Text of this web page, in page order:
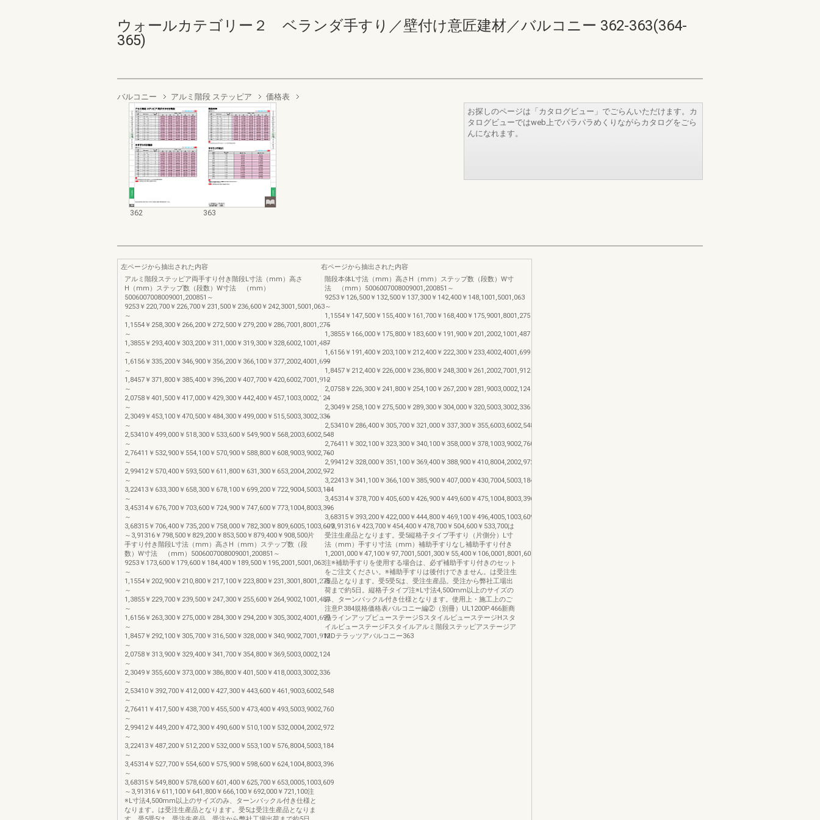
ウォールカテゴリー２ ベランダ手すり／壁付け意匠建材／バルコニー 362-363(364-
365)
バルコニー アルミ階段 ステッピア 価格表
362 363
お探しのページは「カタログビュー」でごらんいただけます。カ
タログビューではweb上でパラパラめくりながらカタログをごら
んになれます。
左ページから抽出された内容
アルミ階段ステッピア両手すり付き階段L寸法（mm）高さ
H（mm）ステップ数（段数）W寸法 （mm）
5006007008009001,200851～
9253￥220,700￥226,700￥231,500￥236,600￥242,3001,5001,063
～
1,1554￥258,300￥266,200￥272,500￥279,200￥286,7001,8001,275
～
1,3855￥293,400￥303,200￥311,000￥319,300￥328,6002,1001,487
～
1,6156￥335,200￥346,900￥356,200￥366,100￥377,2002,4001,699
～
1,8457￥371,800￥385,400￥396,200￥407,700￥420,6002,7001,912
～
2,0758￥401,500￥417,000￥429,300￥442,400￥457,1003,0002,124
～
2,3049￥453,100￥470,500￥484,300￥499,000￥515,5003,3002,336
～
2,53410￥499,000￥518,300￥533,600￥549,900￥568,2003,6002,548
～
2,76411￥532,900￥554,100￥570,900￥588,800￥608,9003,9002,760
～
2,99412￥570,400￥593,500￥611,800￥631,300￥653,2004,2002,972
～
3,22413￥633,300￥658,300￥678,100￥699,200￥722,9004,5003,184
～
3,45314￥676,700￥703,600￥724,900￥747,600￥773,1004,8003,396
～
3,68315￥706,400￥735,200￥758,000￥782,300￥809,6005,1003,609
～3,91316￥798,500￥829,200￥853,500￥879,400￥908,500片
手すり付き階段L寸法（mm）高さH（mm）ステップ数（段
数）W寸法 （mm）5006007008009001,200851～
9253￥173,600￥179,600￥184,400￥189,500￥195,2001,5001,063
～
1,1554￥202,900￥210,800￥217,100￥223,800￥231,3001,8001,275
～
1,3855￥229,700￥239,500￥247,300￥255,600￥264,9002,1001,487
～
1,6156￥263,300￥275,000￥284,300￥294,200￥305,3002,4001,699
～
1,8457￥292,100￥305,700￥316,500￥328,000￥340,9002,7001,912
～
2,0758￥313,900￥329,400￥341,700￥354,800￥369,5003,0002,124
～
2,3049￥355,600￥373,000￥386,800￥401,500￥418,0003,3002,336
～
2,53410￥392,700￥412,000￥427,300￥443,600￥461,9003,6002,548
～
2,76411￥417,500￥438,700￥455,500￥473,400￥493,5003,9002,760
～
2,99412￥449,200￥472,300￥490,600￥510,100￥532,0004,2002,972
～
3,22413￥487,200￥512,200￥532,000￥553,100￥576,8004,5003,184
～
3,45314￥527,700￥554,600￥575,900￥598,600￥624,1004,8003,396
～
3,68315￥549,800￥578,600￥601,400￥625,700￥653,0005,1003,609
～3,91316￥611,100￥641,800￥666,100￥692,000￥721,100注
※L寸法4,500mm以上のサイズのみ、ターンバックル付き仕様と
なります。は受注生産品となります。受5は受注生産品となりま
右ページから抽出された内容
階段本体L寸法（mm）高さH（mm）ステップ数（段数）W寸
法 （mm）5006007008009001,200851～
9253￥126,500￥132,500￥137,300￥142,400￥148,1001,5001,063
～
1,1554￥147,500￥155,400￥161,700￥168,400￥175,9001,8001,275
～
1,3855￥166,000￥175,800￥183,600￥191,900￥201,2002,1001,487
～
1,6156￥191,400￥203,100￥212,400￥222,300￥233,4002,4001,699
～
1,8457￥212,400￥226,000￥236,800￥248,300￥261,2002,7001,912
～
2,0758￥226,300￥241,800￥254,100￥267,200￥281,9003,0002,124
～
2,3049￥258,100￥275,500￥289,300￥304,000￥320,5003,3002,336
～
2,53410￥286,400￥305,700￥321,000￥337,300￥355,6003,6002,548
～
2,76411￥302,100￥323,300￥340,100￥358,000￥378,1003,9002,760
～
2,99412￥328,000￥351,100￥369,400￥388,900￥410,8004,2002,972
～
3,22413￥341,100￥366,100￥385,900￥407,000￥430,7004,5003,184
～
3,45314￥378,700￥405,600￥426,900￥449,600￥475,1004,8003,396
～
3,68315￥393,200￥422,000￥444,800￥469,100￥496,4005,1003,609
～3,91316￥423,700￥454,400￥478,700￥504,600￥533,700は
受注生産品となります。受5縦格子タイプ手すり（片側分）L寸
法（mm）手すり寸法（mm）補助手すりなし補助手すり付き
1,2001,000￥47,100￥97,7001,5001,300￥55,400￥106,0001,8001,600￥63,700￥114,3002,1001,900￥71,900￥149,6002,4002,200￥79,700￥155,7002,7002,500
注※補助手すりを使用する場合は、必ず補助手すり付きのセット
をご注文ください。※補助手すりは後付けできません。は受注生
産品となります。受5受5は、受注生産品。受注から弊社工場出
荷まで約5日。縦格子タイプ注※L寸法4,500mm以上のサイズの
み、ターンバックル付き仕様となります。使用上・施工上のご
注意P.384規格価格表バルコニー編②（別冊）UL1200P.466新商
品ラインアップビューステージSスタイルビューステージHスタ
イルビューステージFスタイルアルミ階段ステッピアステージア
MDテラッツアバルコニー363